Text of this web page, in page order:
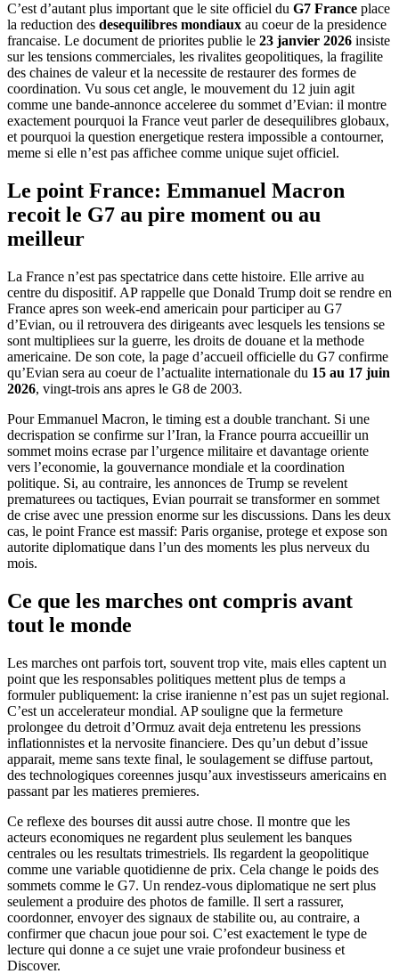
C’est d’autant plus important que le site officiel du G7 France place
la reduction des desequilibres mondiaux au coeur de la presidence
francaise. Le document de priorites publie le 23 janvier 2026 insiste
sur les tensions commerciales, les rivalites geopolitiques, la fragilite
des chaines de valeur et la necessite de restaurer des formes de
coordination. Vu sous cet angle, le mouvement du 12 juin agit
comme une bande-annonce acceleree du sommet d’Evian: il montre
exactement pourquoi la France veut parler de desequilibres globaux,
et pourquoi la question energetique restera impossible a contourner,
meme si elle n’est pas affichee comme unique sujet officiel.
Le point France: Emmanuel Macron
recoit le G7 au pire moment ou au
meilleur
La France n’est pas spectatrice dans cette histoire. Elle arrive au
centre du dispositif. AP rappelle que Donald Trump doit se rendre en
France apres son week-end americain pour participer au G7
d’Evian, ou il retrouvera des dirigeants avec lesquels les tensions se
sont multipliees sur la guerre, les droits de douane et la methode
americaine. De son cote, la page d’accueil officielle du G7 confirme
qu’Evian sera au coeur de l’actualite internationale du 15 au 17 juin
2026, vingt-trois ans apres le G8 de 2003.
Pour Emmanuel Macron, le timing est a double tranchant. Si une
decrispation se confirme sur l’Iran, la France pourra accueillir un
sommet moins ecrase par l’urgence militaire et davantage oriente
vers l’economie, la gouvernance mondiale et la coordination
politique. Si, au contraire, les annonces de Trump se revelent
prematurees ou tactiques, Evian pourrait se transformer en sommet
de crise avec une pression enorme sur les discussions. Dans les deux
cas, le point France est massif: Paris organise, protege et expose son
autorite diplomatique dans l’un des moments les plus nerveux du
mois.
Ce que les marches ont compris avant
tout le monde
Les marches ont parfois tort, souvent trop vite, mais elles captent un
point que les responsables politiques mettent plus de temps a
formuler publiquement: la crise iranienne n’est pas un sujet regional.
C’est un accelerateur mondial. AP souligne que la fermeture
prolongee du detroit d’Ormuz avait deja entretenu les pressions
inflationnistes et la nervosite financiere. Des qu’un debut d’issue
apparait, meme sans texte final, le soulagement se diffuse partout,
des technologiques coreennes jusqu’aux investisseurs americains en
passant par les matieres premieres.
Ce reflexe des bourses dit aussi autre chose. Il montre que les
acteurs economiques ne regardent plus seulement les banques
centrales ou les resultats trimestriels. Ils regardent la geopolitique
comme une variable quotidienne de prix. Cela change le poids des
sommets comme le G7. Un rendez-vous diplomatique ne sert plus
seulement a produire des photos de famille. Il sert a rassurer,
coordonner, envoyer des signaux de stabilite ou, au contraire, a
confirmer que chacun joue pour soi. C’est exactement le type de
lecture qui donne a ce sujet une vraie profondeur business et
Discover.